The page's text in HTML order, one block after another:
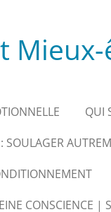
QUI
SOULAGER
CONSCIENCE |